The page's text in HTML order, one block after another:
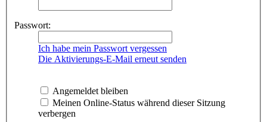
Passwort:
Ich habe mein Passwort vergessen
Die Aktivierungs-E-Mail erneut senden
Angemeldet bleiben
Meinen Online-Status während dieser Sitzung
verbergen